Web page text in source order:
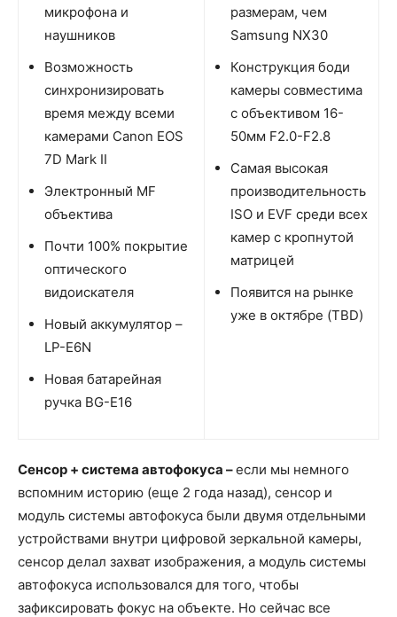
микрофона и
наушников
Возможность
синхронизировать
время между всеми
камерами Canon EOS
7D Mark II
Электронный MF
объектива
Почти 100% покрытие
оптического
видоискателя
Новый аккумулятор –
LP-E6N
Новая батарейная
ручка BG-E16
размерам, чем
Samsung NX30
Конструкция боди
камеры совместима
с объективом 16-
50мм F2.0-F2.8
Самая высокая
производительность
ISO и EVF среди всех
камер с кропнутой
матрицей
Появится на рынке
уже в октябре (TBD)
Сенсор + система автофокуса –если мы немного
вспомним историю (еще 2 года назад), сенсор и
модуль системы автофокуса были двумя отдельными
устройствами внутри цифровой зеркальной камеры,
сенсор делал захват изображения, а модуль системы
автофокуса использовался для того, чтобы
зафиксировать фокус на объекте. Но сейчас все